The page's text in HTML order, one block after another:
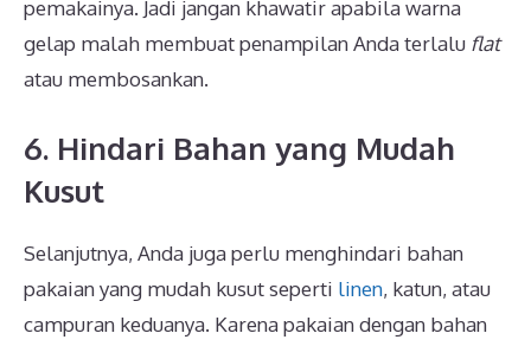
pemakainya. Jadi jangan khawatir apabila warna
gelap malah membuat penampilan Anda terlalu flat
atau membosankan.
6. Hindari Bahan yang Mudah
Kusut
Selanjutnya, Anda juga perlu menghindari bahan
pakaian yang mudah kusut seperti linen, katun, atau
campuran keduanya. Karena pakaian dengan bahan